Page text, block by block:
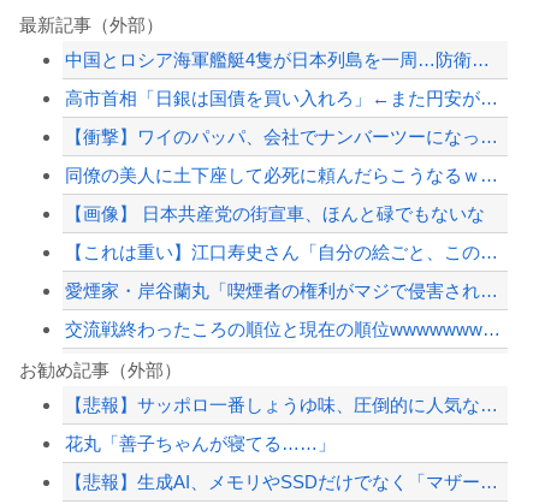
最新記事（外部）
中国とロシア海軍艦艇4隻が日本列島を一周…防衛省が全航路を公開！
高市首相「日銀は国債を買い入れろ」←また円安が進行するやん
【衝撃】ワイのパッパ、会社でナンバーツーになった結果ｗｗｗｗｗｗｗｗｗｗ
同僚の美人に土下座して必死に頼んだらこうなるｗｗｗ
【画像】 日本共産党の街宣車、ほんと碌でもないな
【これは重い】江口寿史さん「自分の絵ごと、このジャンルはそろそろ終わりかな」
愛煙家・岸谷蘭丸「喫煙者の権利がマジで侵害されてる」と私見 「いくら税金を我々が...
交流戦終わったころの順位と現在の順位wwwwwwwwwwwwwwwwwwww
ダイエット中のワイ、空腹で狂いそう……
「高市早苗はどんだけ自己顕示欲が強いんだ」と左派が『高木美帆氏に送られた包丁セッ...
日本の商船が中国に臨検された場合は「台湾軍が対応」と台湾軍トップ！
お勧め記事（外部）
【悲報】サッポロ一番しょうゆ味、圧倒的に人気なしｗｗｗｗｗｗｗｗｗｗ
花丸「善子ちゃんが寝てる……」
【悲報】生成AI、メモリやSSDだけでなく「マザーボード」まで値上げさせてしまい...